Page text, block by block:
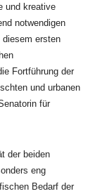
und kreative
notwendigen
diesem ersten
Fortführung der
und urbanen
für
der beiden
eng
Bedarf der